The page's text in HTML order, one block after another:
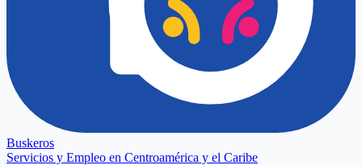
Buskeros
Servicios y Empleo en Centroamérica y el Caribe